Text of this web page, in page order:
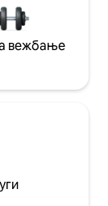
вежбање